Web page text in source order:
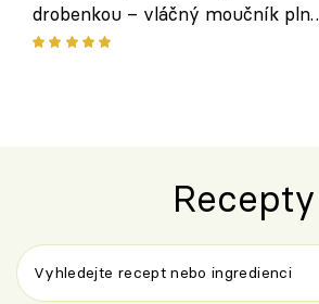
drobenkou – vláčný moučník plný
ovoce
Recepty